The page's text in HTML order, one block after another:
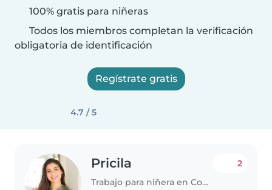
100% gratis para niñeras
Todos los miembros completan la verificación
obligatoria de identificación
Regístrate gratis
4.7 / 5
Pricila
Trabajo para niñera en Concepción
2